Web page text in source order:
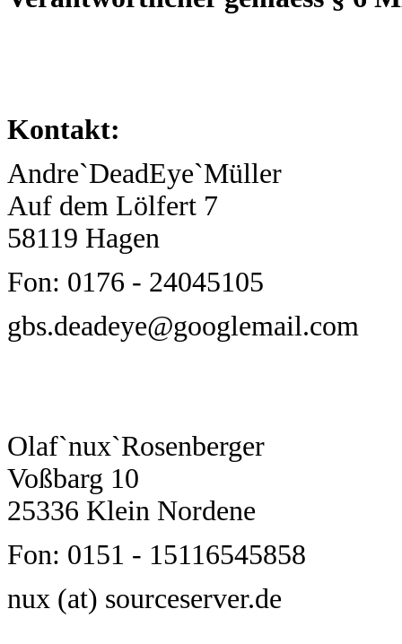
Kontakt:
Andre`DeadEye`Müller
Auf dem Lölfert 7
58119 Hagen
Fon: 0176 - 24045105
gbs.deadeye@googlemail.com
Olaf`nux`Rosenberger
Voßbarg 10
25336 Klein Nordene
Fon: 0151 - 15116545858
nux (at) sourceserver.de